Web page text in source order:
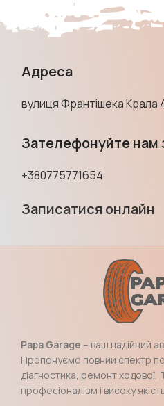
Адреса
вулиця Франтішека Крала
Зателефонуйте нам
+380775771654
Записатися онлайн
Papa Garage – ваш надійний
Пропонуємо повний спектр
діагностика, ремонт
професіоналізм і високу